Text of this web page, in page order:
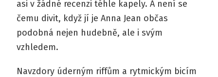
asi v žádné recenzi téhle kapely. A není se
čemu divit, když jí je Anna Jean občas
podobná nejen hudebně, ale i svým
vzhledem.
Navzdory úderným riffům a rytmickým bicím